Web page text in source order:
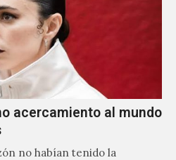
acercamiento al mundo
no habían tenido la